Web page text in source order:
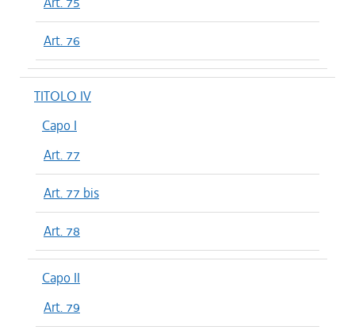
Art. 76
TITOLO IV
Capo I
Art. 77
Art. 77 bis
Art. 78
Capo II
Art. 79